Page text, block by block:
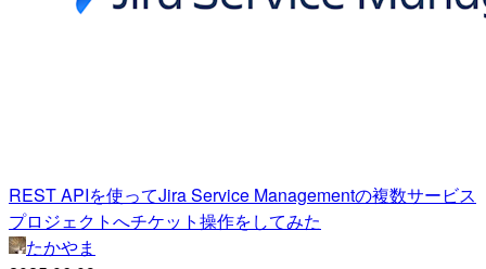
REST APIを使ってJira Service Managementの複数サービス
プロジェクトへチケット操作をしてみた
たかやま